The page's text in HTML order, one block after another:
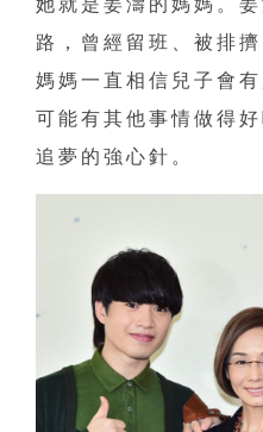
路，曾經留班、被排
媽媽一直相信兒子會
可能有其他事情做得
追夢的強心針。